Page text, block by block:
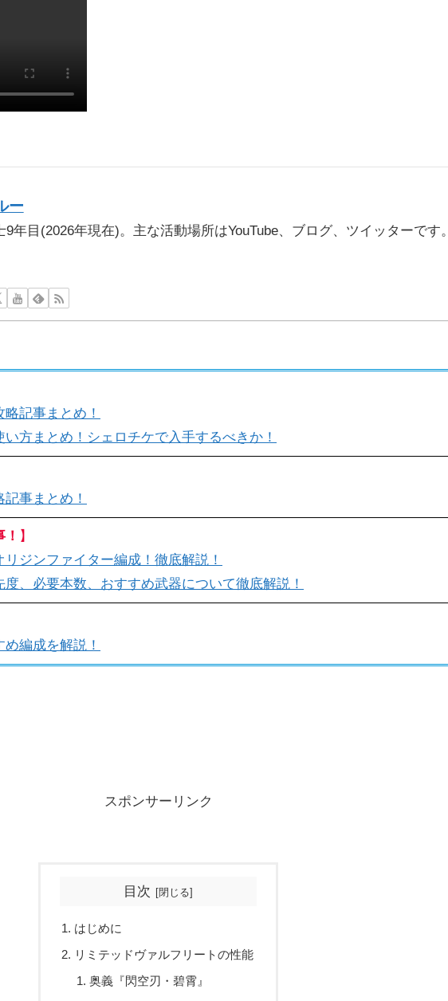
ー
9年目(2026年現在)。主な活動場所はYouTube、ブログ、ツイッターです。
記事まとめ！
方まとめ！シェロチケで入手するべきか！
事まとめ！
】
ジンファイター編成！徹底解説！
、必要本数、おすすめ武器について徹底解説！
編成を解説！
スポンサーリンク
目次
はじめに
リミテッドヴァルフリートの性能
奥義『閃空刃・碧霄』